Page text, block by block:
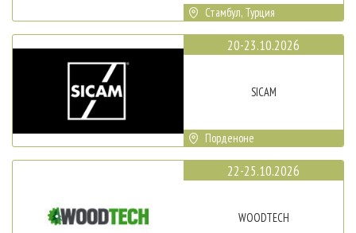
Стамбул, Турция
20-23.10.2026
SICAM
Порденоне
22-25.10.2026
WOODTECH